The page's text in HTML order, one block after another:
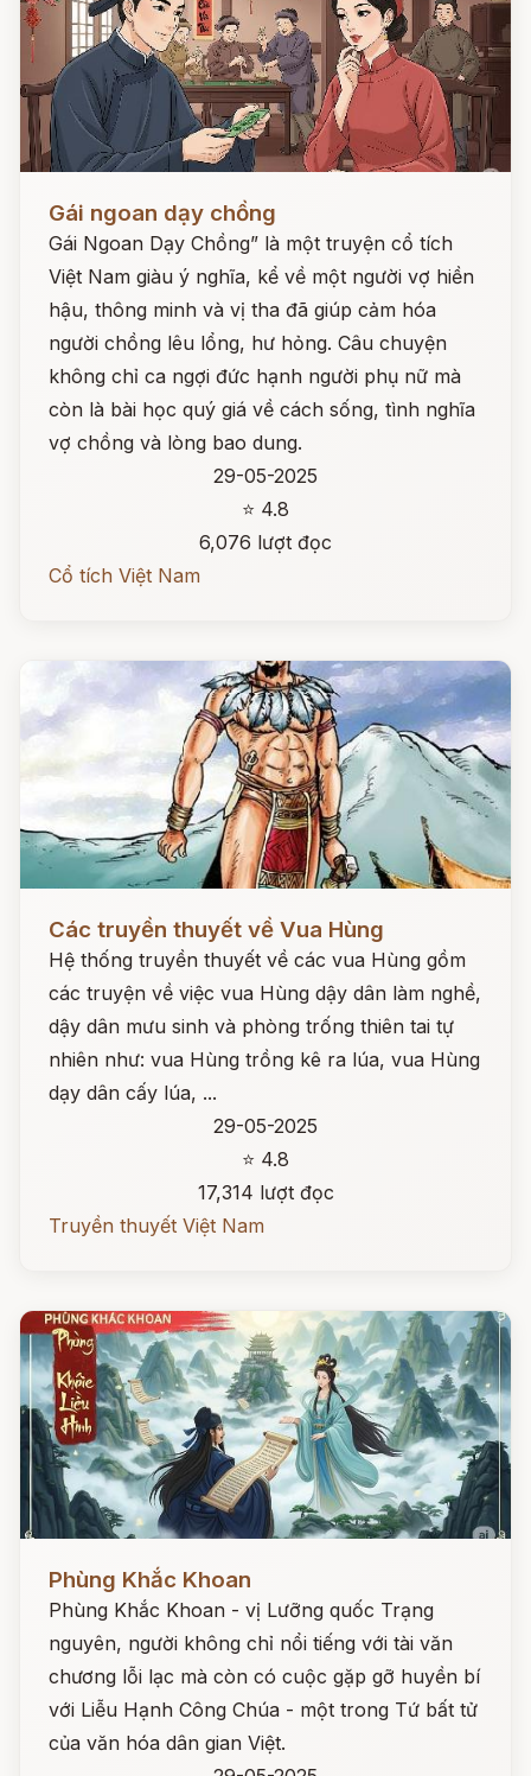
Gái ngoan dạy chồng
Gái Ngoan Dạy Chồng” là một truyện cổ tích
Việt Nam giàu ý nghĩa, kể về một người vợ hiền
hậu, thông minh và vị tha đã giúp cảm hóa
người chồng lêu lổng, hư hỏng. Câu chuyện
không chỉ ca ngợi đức hạnh người phụ nữ mà
còn là bài học quý giá về cách sống, tình nghĩa
vợ chồng và lòng bao dung.
29-05-2025
⭐ 4.8
6,076 lượt đọc
Cổ tích Việt Nam
Các truyền thuyết về Vua Hùng
Hệ thống truyền thuyết về các vua Hùng gồm
các truyện về việc vua Hùng dậy dân làm nghề,
dậy dân mưu sinh và phòng trống thiên tai tự
nhiên như: vua Hùng trồng kê ra lúa, vua Hùng
dạy dân cấy lúa, ...
29-05-2025
⭐ 4.8
17,314 lượt đọc
Truyền thuyết Việt Nam
Phùng Khắc Khoan
Phùng Khắc Khoan - vị Lưỡng quốc Trạng
nguyên, người không chỉ nổi tiếng với tài văn
chương lỗi lạc mà còn có cuộc gặp gỡ huyền bí
với Liễu Hạnh Công Chúa - một trong Tứ bất tử
của văn hóa dân gian Việt.